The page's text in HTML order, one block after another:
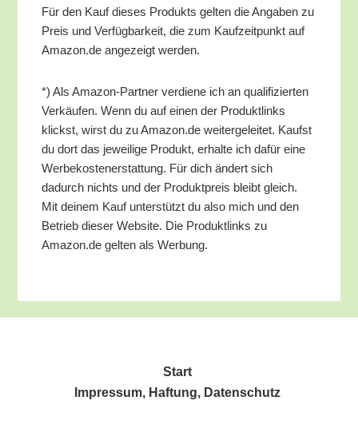
Für den Kauf die­ses Pro­dukts gel­ten die Anga­ben zu
Preis und Ver­füg­bar­keit, die zum Kauf­zeit­punkt auf
Amazon.de ange­zeigt werden.
*) Als Ama­zon-Part­ner ver­die­ne ich an qua­li­fi­zier­ten
Ver­käu­fen. Wenn du auf einen der Pro­dukt­links
klickst, wirst du zu Amazon.de wei­ter­ge­lei­tet. Kaufst
du dort das jewei­li­ge Pro­dukt, erhal­te ich dafür eine
Wer­be­kos­ten­er­stat­tung. Für dich ändert sich
dadurch nichts und der Pro­dukt­preis bleibt gleich.
Mit dei­nem Kauf unter­stützt du also mich und den
Betrieb die­ser Web­site. Die Pro­dukt­links zu
Amazon.de gel­ten als Werbung.
Start
Impres­sum, Haf­tung, Datenschutz